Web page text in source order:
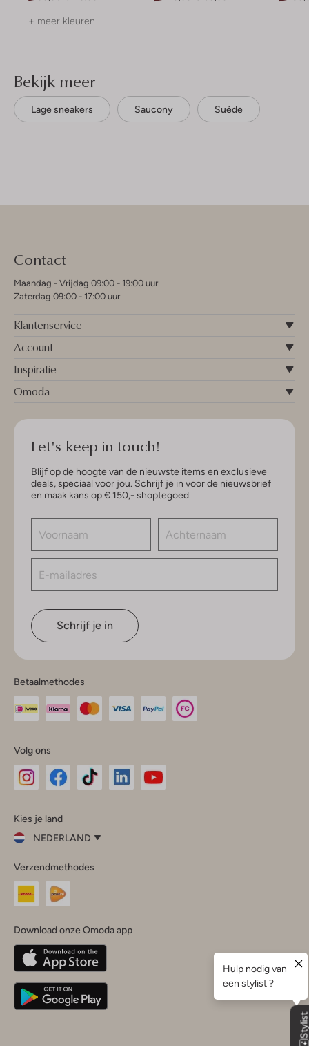
+ meer kleuren
Bekijk meer
Lage sneakers Saucony Suède
Contact
Maandag - Vrijdag 09:00 - 19:00 uur
Zaterdag 09:00 - 17:00 uur
Klantenservice
Account
Inspiratie
Omoda
Let's keep in touch!
Blijf op de hoogte van de nieuwste items en exclusieve
deals, speciaal voor jou. Schrijf je in voor de nieuwsbrief
en maak kans op € 150,- shoptegoed.
Schrijf je in
Betaalmethodes
Volg ons
InstagramFacebook
Kies je land
NEDERLAND
je
land
Nederland
Belgique(Français)
Deutschland
Verzendmethodes
Download onze Omoda app